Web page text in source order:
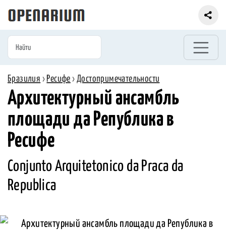
Бразилия › Ресифе ›Достопримечательности
Архитектурный ансамбль
площади да Република в
Ресифе
Conjunto Arquitetonico da Praca da
Republica